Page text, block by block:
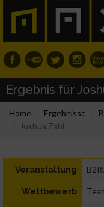
Ergebnis für
Home Ergebnisse
Joshua Zahl
Veranstaltung
Wettbewerb